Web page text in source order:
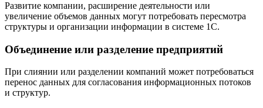
Развитие компании, расширение деятельности или
увеличение объемов данных могут потребовать пересмотра
структуры и организации информации в системе 1С.
Объединение или разделение предприятий
При слиянии или разделении компаний может потребоваться
перенос данных для согласования информационных потоков
и структур.